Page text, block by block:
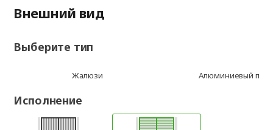
Внешний вид
Выберите тип
Жалюзи Алюминиевый
Исполнение